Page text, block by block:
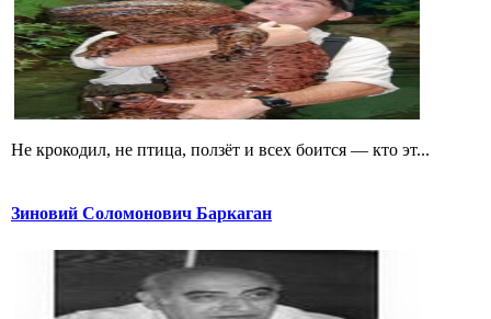
Не крокодил, не птица, ползёт и всех боится — кто эт...
Зиновий Соломонович Баркаган